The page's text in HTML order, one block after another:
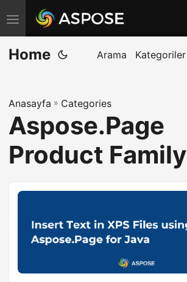
G
e
z
m
e
i
e
Home Arama Kategoriler
Anasayfa » Categories
Aspose.Page
Product Family